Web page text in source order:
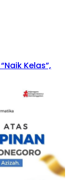
Kelas”,